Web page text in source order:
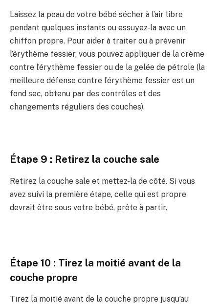
Laissez la peau de votre bébé sécher à l’air libre
pendant quelques instants ou essuyez-la avec un
chiffon propre. Pour aider à traiter ou à prévenir
l’érythème fessier, vous pouvez appliquer de la crème
contre l’érythème fessier ou de la gelée de pétrole (la
meilleure défense contre l’érythème fessier est un
fond sec, obtenu par des contrôles et des
changements réguliers des couches).
Étape 9 : Retirez la couche sale
Retirez la couche sale et mettez-la de côté. Si vous
avez suivi la première étape, celle qui est propre
devrait être sous votre bébé, prête à partir.
Étape 10 : Tirez la moitié avant de la
couche propre
Tirez la moitié avant de la couche propre jusqu’au